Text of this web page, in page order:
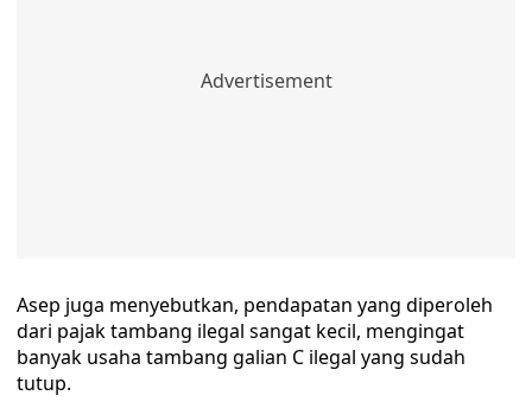
Asep juga menyebutkan, pendapatan yang diperoleh
dari pajak tambang ilegal sangat kecil, mengingat
banyak usaha tambang galian C ilegal yang sudah
tutup.